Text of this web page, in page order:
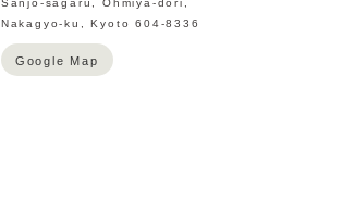
Nakagyo-ku, Kyoto 604-8336
Google Map